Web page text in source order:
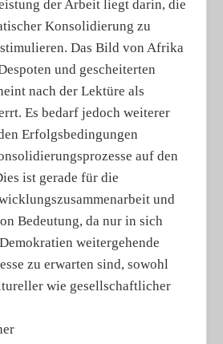
der Arbeit liegt darin, die
Konsolidierung zu
Das Bild von Afrika
und gescheiterten
nach der Lektüre als
Es bedarf jedoch weiterer
Erfolgsbedingungen
auf den
ist gerade für die
und
Bedeutung, da nur in sich
weitergehende
zu erwarten sind, sowohl
wie gesellschaftlicher